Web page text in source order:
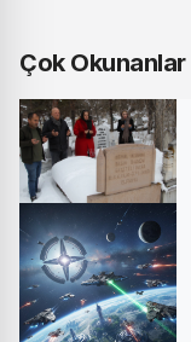
Çok Okunanlar